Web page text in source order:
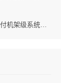
级系统Helios